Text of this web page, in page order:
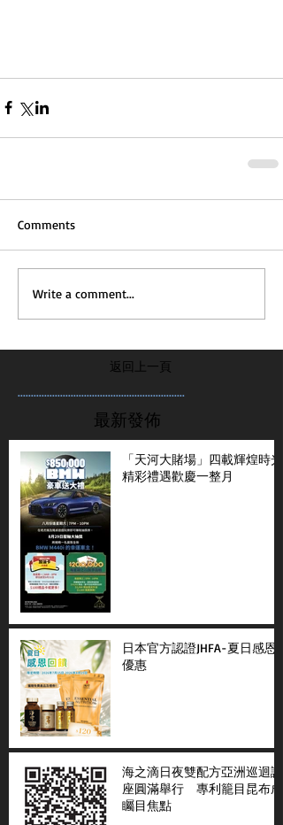
Comments
Write a comment...
返回上一頁
...............................................................
最新發佈
「天河大賭場」四載輝煌時光
精彩禮遇歡慶一整月
日本官方認證JHFA-夏日感恩
優惠
海之滴日夜雙配方亞洲巡迴講
座圓滿舉行 專利籠目昆布成
矚目焦點